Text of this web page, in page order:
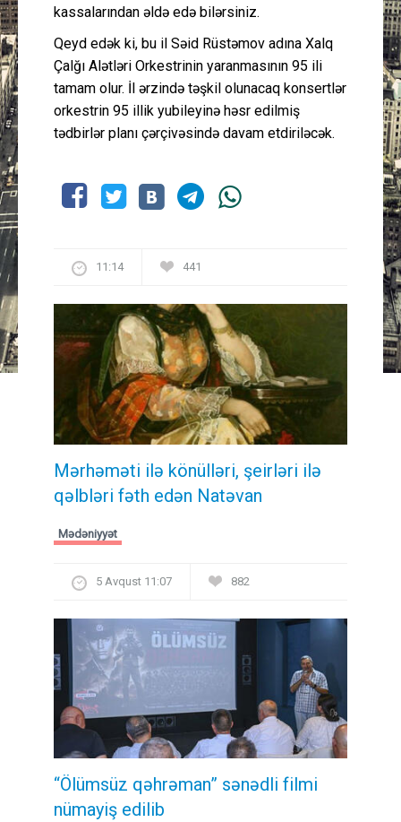
kassalarından əldə edə bilərsiniz.
Qeyd edək ki, bu il Səid Rüstəmov adına Xalq
Çalğı Alətləri Orkestrinin yaranmasının 95 ili
tamam olur. İl ərzində təşkil olunacaq konsertlər
orkestrin 95 illik yubileyinə həsr edilmiş
tədbirlər planı çərçivəsində davam etdiriləcək.
11:14 441
Mərhəməti ilə könülləri, şeirləri ilə
qəlbləri fəth edən Natəvan
Mədəniyyət
5 Avqust 11:07 882
“Ölümsüz qəhrəman” sənədli filmi
nümayiş edilib